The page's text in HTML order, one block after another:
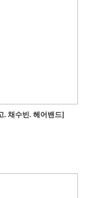
. 채수빈. 헤어밴드]